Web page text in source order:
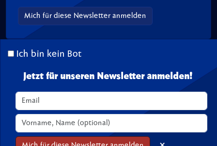
Ich bin kein Bot
Jetzt für unseren Newsletter anmelden!
© 2026 TransitionTV.org -
Seite geladen in 0.02 s